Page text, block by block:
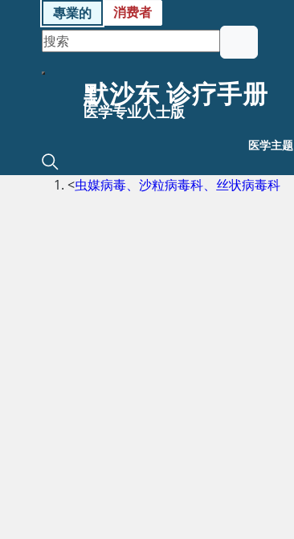
專業的 消费者
默沙东 诊疗手册
医学专业人士版
医学主题
<虫媒病毒、沙粒病毒科、丝状病毒科